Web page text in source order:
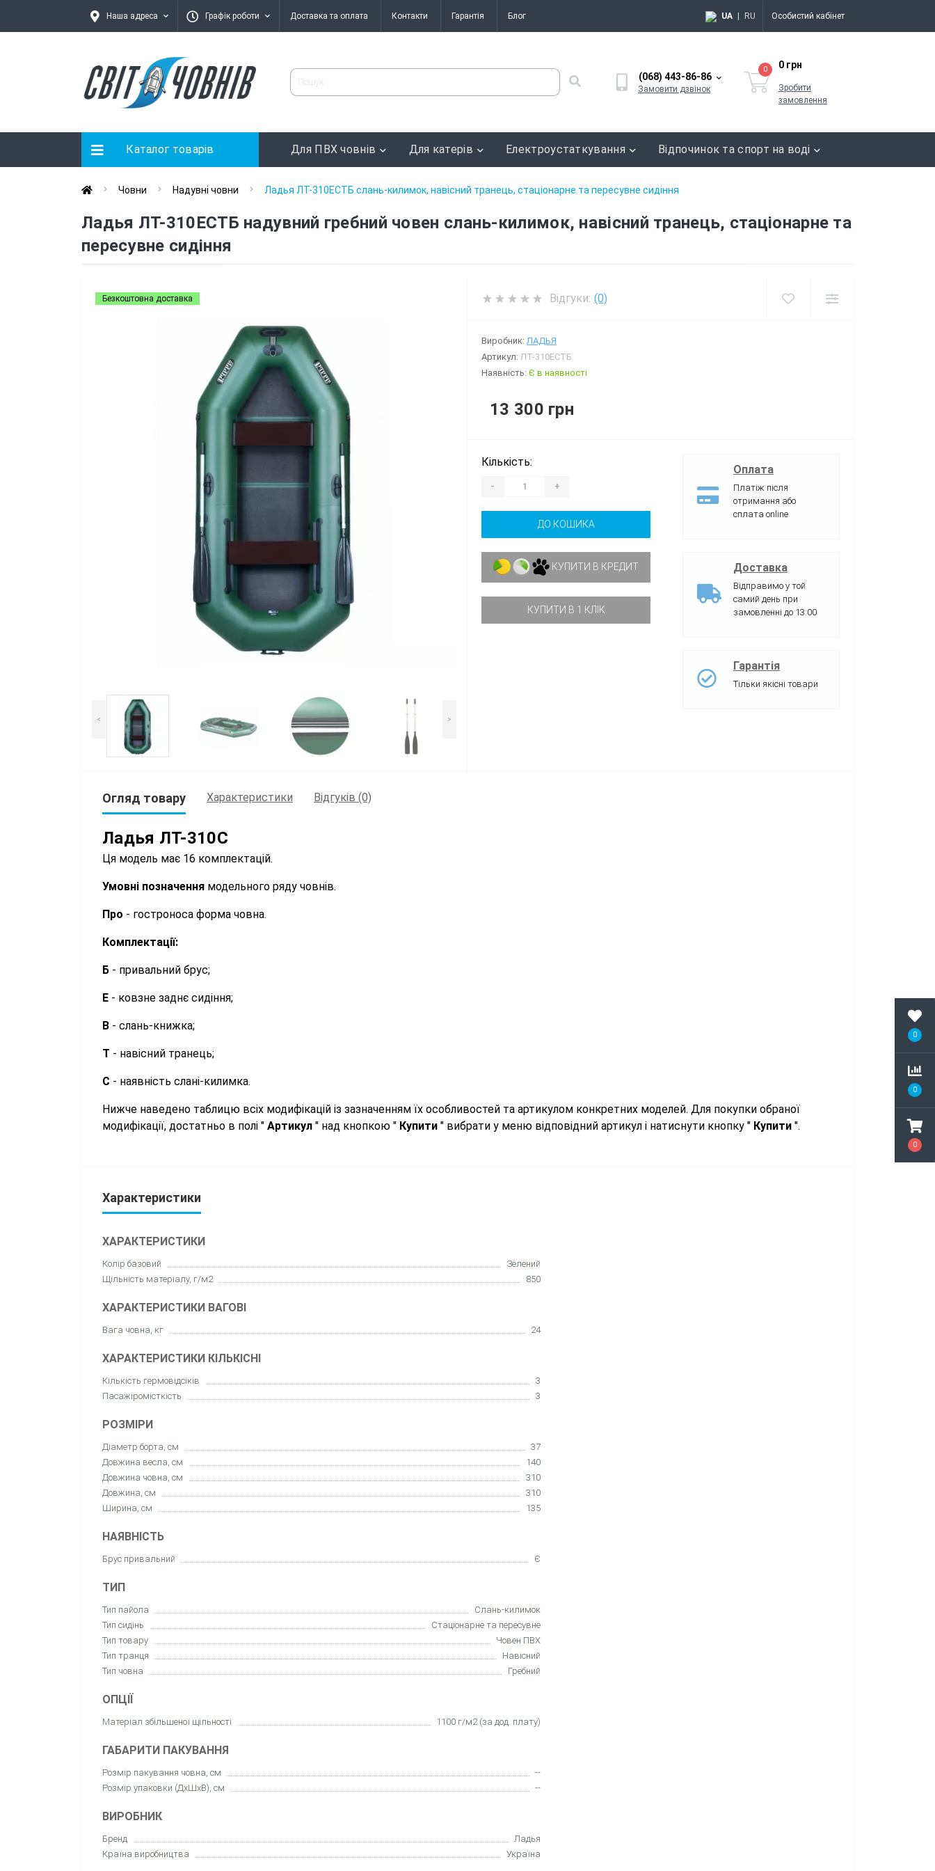
0
0
0
Наша адреса Графік роботи Доставка та оплата Контакти Гарантія Блог UA RU Особистий кабінет
(068) 443-86-86
Замовити дзвінок
0 0 грн
Зробити
замовлення
Каталог товарів Для ПВХ човнів Для катерів Електроустаткування Відпочинок та спорт на воді
Човни Надувні човни Ладья ЛТ-310ЕСТБ слань-килимок, навісний транець, стаціонарне та пересувне сидіння
Ладья ЛТ-310ЕСТБ надувний гребний човен слань-килимок, навісний транець, стаціонарне та
пересувне сидіння
Безкоштовна доставка
< >
Відгуки: (0)
Виробник: ЛАДЬЯ
Артикул: ЛТ-310ЕСТБ
Наявність: Є в наявності
13 300 грн
Кількість:
- +
ДО КОШИКА
КУПИТИ В КРЕДИТ
КУПИТИ В 1 КЛІК
Оплата
Платіж після
отримання або
сплата online
Доставка
Відправимо у той
самий день при
замовленні до 13:00
Гарантія
Тільки якісні товари
Огляд товару Характеристики Відгуків (0)
Ладья ЛТ-310С
Ця модель має 16 комплектацій.
Умовні позначення модельного ряду човнів.
Про - гостроноса форма човна.
Комплектації:
Б - привальний брус;
Е - ковзне заднє сидіння;
В - слань-книжка;
Т - навісний транець;
С - наявність слані-килимка.
Нижче наведено таблицю всіх модифікацій із зазначенням їх особливостей та артикулом конкретних моделей. Для покупки обраної
модифікації, достатньо в полі " Артикул " над кнопкою " Купити " вибрати у меню відповідний артикул і натиснути кнопку " Купити ".
Характеристики
ХАРАКТЕРИСТИКИ
Колір базовий
Зелений
Щільність матеріалу, г/м2
850
ХАРАКТЕРИСТИКИ ВАГОВІ
Вага човна, кг 24
ХАРАКТЕРИСТИКИ КІЛЬКІСНІ
Кількість гермовідсіків
3
Пасажіромісткість
3
РОЗМІРИ
Діаметр борта, см
37
Довжина весла, см
140
Довжина човна, см
310
Довжина, см
310
Ширина, см
135
НАЯВНІСТЬ
Брус привальний Є
ТИП
Тип пайола
Слань-килимок
Тип сидінь
Cтаціонарне та пересувне
Тип товару
Човен ПВХ
Тип транця
Навісний
Тип човна
Гребний
ОПЦІЇ
Матеріал збільшеної щільності 1100 г/м2 (за дод. плату)
ГАБАРИТИ ПАКУВАННЯ
Розмір пакування човна, см
--
Розмір упаковки (ДхШхВ), см
--
ВИРОБНИК
Бренд
Ладья
Країна виробництва
Україна